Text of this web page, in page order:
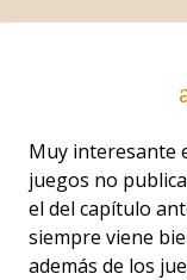
Muy interesante
juegos no
el del capítulo
siempre viene
además de los